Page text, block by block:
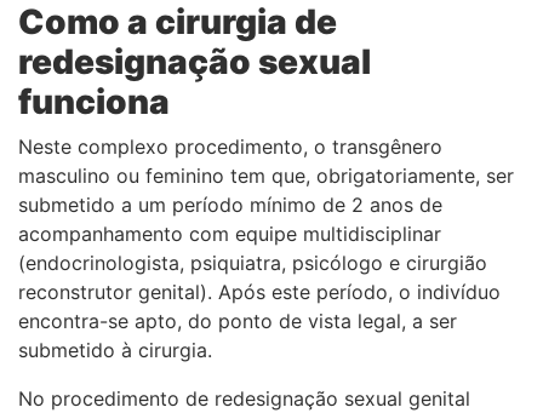
Como a cirurgia de
redesignação sexual
funciona
Neste complexo procedimento, o transgênero
masculino ou feminino tem que, obrigatoriamente, ser
submetido a um período mínimo de 2 anos de
acompanhamento com equipe multidisciplinar
(endocrinologista, psiquiatra, psicólogo e cirurgião
reconstrutor genital). Após este período, o indivíduo
encontra-se apto, do ponto de vista legal, a ser
submetido à cirurgia.
No procedimento de redesignação sexual genital